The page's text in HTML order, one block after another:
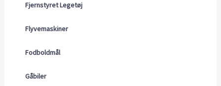
Fjernstyret Legetøj
Flyvemaskiner
Fodboldmål
Gåbiler